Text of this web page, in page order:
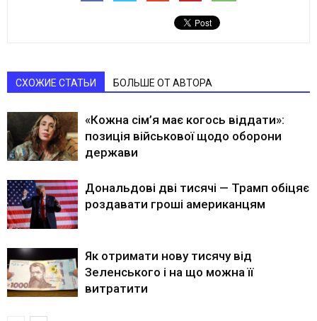
СХОЖИЕ СТАТЬИ БОЛЬШЕ ОТ АВТОРА
«Кожна сім’я має когось віддати»:
позиція військової щодо оборони
держави
Дональдові дві тисячі — Трамп обіцяє
роздавати гроші американцям
Як отримати нову тисячу від
Зеленського і на що можна її
витратити